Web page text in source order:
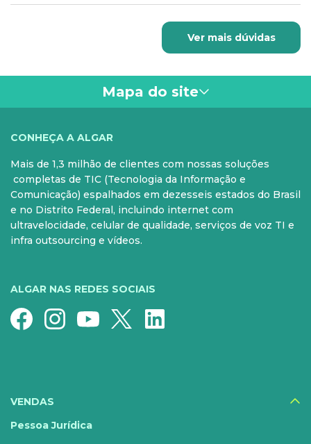
abatimento do valor da locação na base de cálculo do
Imposto de Renda (IR) para empresas tributadas
vantajosa.
geração, assegurando desempenho e confiabilidade
Ver mais dúvidas
Mapa do site
PARA SUA CASA
Internet Fibra
Fixo
Super Wi-Fi
CELULAR
Controle e Pós
Aparelhos
DIGITAIS
Disney+
CONHEÇA A ALGAR
Mais de 1,3 milhão de clientes com nossas soluções
completas de TIC (Tecnologia da Informação e
Comunicação) espalhados em dezesseis estados do Brasil
e no Distrito Federal, incluindo internet com
ultravelocidade, celular de qualidade, serviços de voz TI e
infra outsourcing e vídeos.
ALGAR NAS REDES SOCIAIS
VENDAS
Pessoa Jurídica